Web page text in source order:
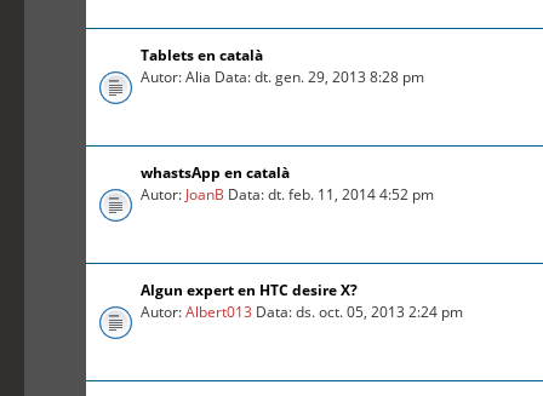
Tablets en català
Autor: Alia Data: dt. gen. 29, 2013 8:28 pm
whastsApp en català
Autor: JoanB Data: dt. feb. 11, 2014 4:52 pm
Algun expert en HTC desire X?
Autor:Albert013 Data: ds. oct. 05, 2013 2:24 pm